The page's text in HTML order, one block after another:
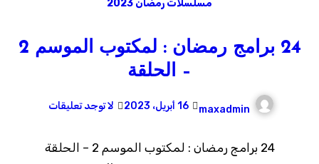
مسلسلات رمضان 2023
24 برامج رمضان : لمكتوب الموسم 2
– الحلقة
maxadmin 16 أبريل، 2023 لا توجد تعليقات
24 برامج رمضان : لمكتوب الموسم 2 – الحلقة